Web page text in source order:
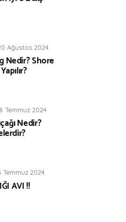
Ağustos 2024
Nedir? Shore
Temmuz 2024
Nedir?
Temmuz 2024
AVI !!